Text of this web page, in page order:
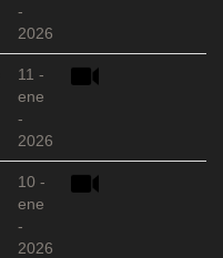
-
2026
11 -
ene
-
2026
10 -
ene
-
2026